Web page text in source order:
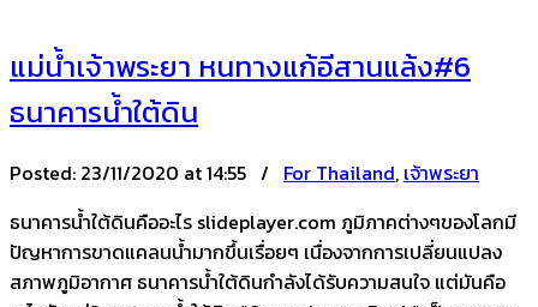
แม่น้ำเจ้าพระยา หนทางแก้อีสานแล้ง#6
ธนาคารน้ำใต้ดิน
Posted: 23/11/2020 at 14:55 / For Thailand, เจ้าพระยา
ธนาคารน้ำใต้ดินคืออะไร slideplayer.com ภูมิภาคต่างๆของโลกมี
ปัญหาการขาดแคลนน้ำมากขึ้นเรื่อยๆ เนื่องจากการเปลี่ยนแปลง
สภาพภูมิอากาศ ธนาคารน้ำใต้ดินกำลังได้รับความสนใจ แต่มันคือ